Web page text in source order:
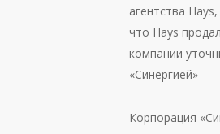
агентства
что Hays
компании
«Синергией»
Корпорация